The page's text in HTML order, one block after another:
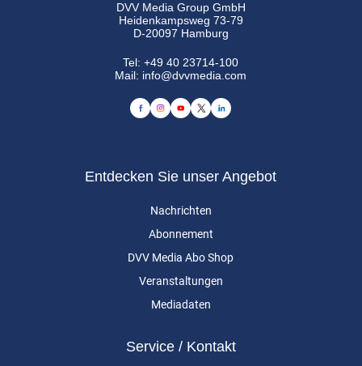
DVV Media Group GmbH
Heidenkampsweg 73-79
D-20097 Hamburg
Tel:+49 40 23714-100
Mail: info@dvvmedia.com
Entdecken Sie unser Angebot
Nachrichten
Abonnement
DVV Media Abo Shop
Veranstaltungen
Mediadaten
Service / Kontakt